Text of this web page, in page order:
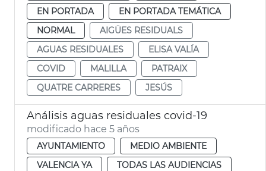
EN PORTADA
EN PORTADA TEMÁTICA
NORMAL
AIGÜES RESIDUALS
AGUAS RESIDUALES
ELISA VALÍA
COVID
MALILLA
PATRAIX
QUATRE CARRERES
JESÚS
Análisis aguas residuales covid-19
modificado hace 5 años
AYUNTAMIENTO
MEDIO AMBIENTE
VALENCIA YA
TODAS LAS AUDIENCIAS